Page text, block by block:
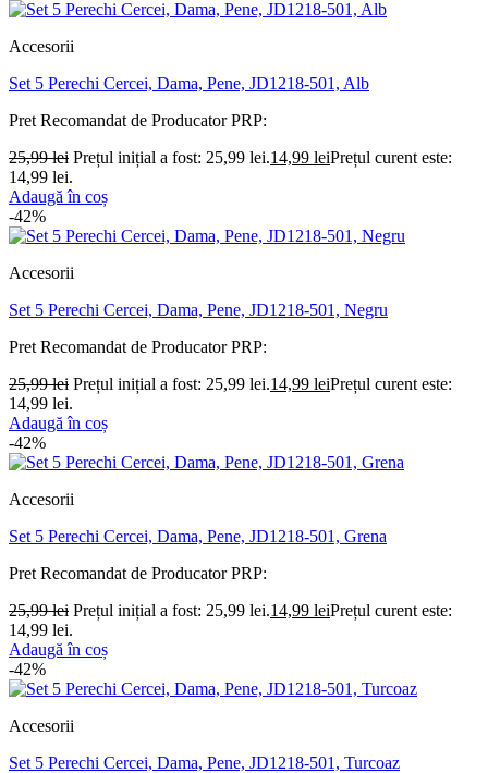
Accesorii
Set 5 Perechi Cercei, Dama, Pene, JD1218-501, Alb
Pret Recomandat de ProducatorPRP:
25,99lei Prețul inițial a fost: 25,99 lei.14,99 leiPrețul curent este:
14,99 lei.
Adaugă în coș
-42%
Accesorii
Set 5 Perechi Cercei, Dama, Pene, JD1218-501, Negru
Pret Recomandat de ProducatorPRP:
25,99lei Prețul inițial a fost: 25,99 lei.14,99 leiPrețul curent este:
14,99 lei.
Adaugă în coș
-42%
Accesorii
Set 5 Perechi Cercei, Dama, Pene, JD1218-501, Grena
Pret Recomandat de ProducatorPRP:
25,99lei Prețul inițial a fost: 25,99 lei.14,99 leiPrețul curent este:
14,99 lei.
Adaugă în coș
-42%
Accesorii
Set 5 Perechi Cercei, Dama, Pene, JD1218-501, Turcoaz